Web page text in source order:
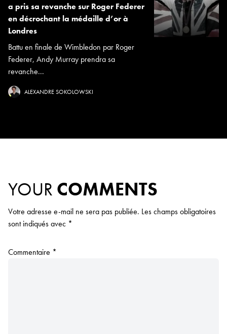
a pris sa revanche sur Roger Federer
en décrochant la médaille d’or à
Londres
Battu en finale de Wimbledon par Roger
Federer, Andy Murray prendra sa
revanche...
ALEXANDRE SOKOLOWSKI
YOUR COMMENTS
Votre adresse e-mail ne sera pas publiée. Les champs obligatoires
sont indiqués avec *
Commentaire *